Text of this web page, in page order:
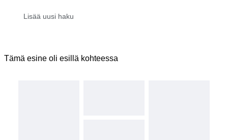
Tämä esine oli esillä kohteessa